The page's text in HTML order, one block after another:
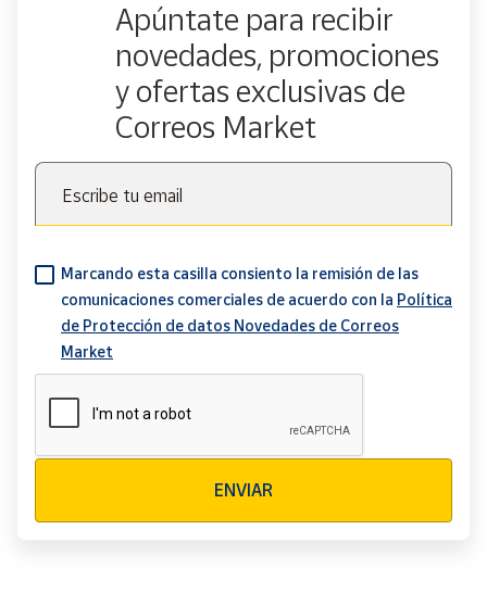
Apúntate para recibir
novedades, promociones
y ofertas exclusivas de
Correos Market
Escribe tu email
Marcando esta casilla consiento la remisión de las
comunicaciones comerciales de acuerdo con la Política
de Protección de datos Novedades de Correos
Market
ENVIAR